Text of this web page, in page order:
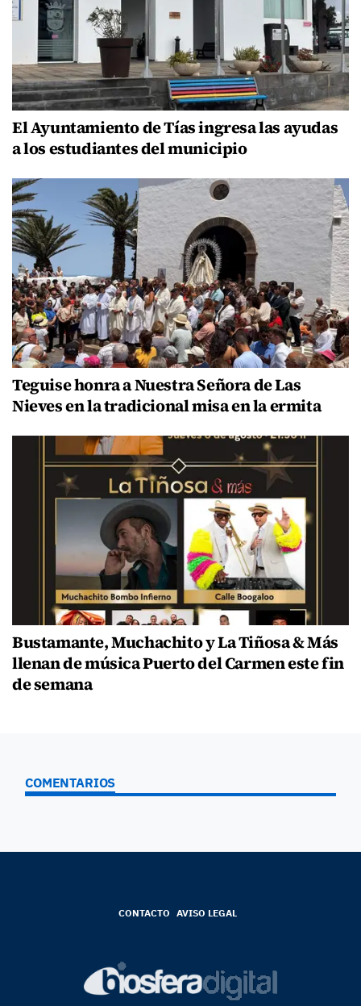
El Ayuntamiento de Tías ingresa las ayudas
a los estudiantes del municipio
Teguise honra a Nuestra Señora de Las
Nieves en la tradicional misa en la ermita
Bustamante, Muchachito y La Tiñosa & Más
llenan de música Puerto del Carmen este fin
de semana
COMENTARIOS
CONTACTO AVISO LEGAL